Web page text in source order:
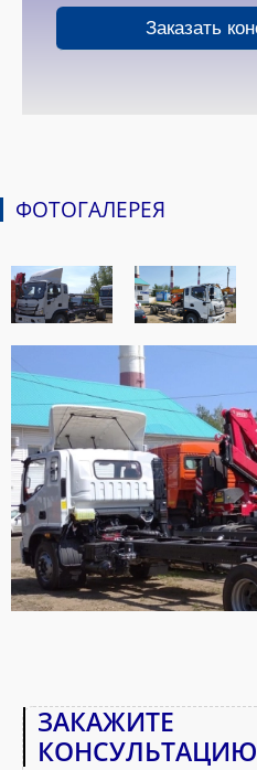
ФОТОГАЛЕРЕЯ
ЗАКАЖИТЕ
КОНСУЛЬТАЦИЮ